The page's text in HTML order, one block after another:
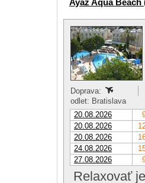
Doprava:
odlet: Bratislava
20.08.2026
20.08.2026
20.08.2026
24.08.2026
27.08.2026
Relaxovať